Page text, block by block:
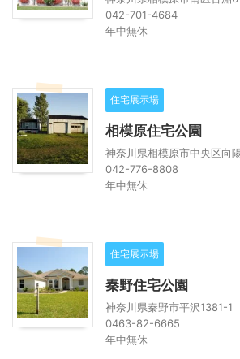
042-701-4684
年中無休
住宅展示場
相模原住宅公園
神奈川県相模原市中央区向
042-776-8808
年中無休
住宅展示場
秦野住宅公園
神奈川県秦野市平沢1381-1
0463-82-6665
年中無休